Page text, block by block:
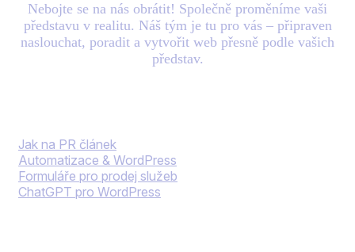
Nebojte se na nás obrátit! Společně proměníme vaši
představu v realitu. Náš tým je tu pro vás – připraven
naslouchat, poradit a vytvořit web přesně podle vašich
představ.
Jak na PR článek
Automatizace & WordPress
Formuláře pro prodej služeb
ChatGPT pro WordPress